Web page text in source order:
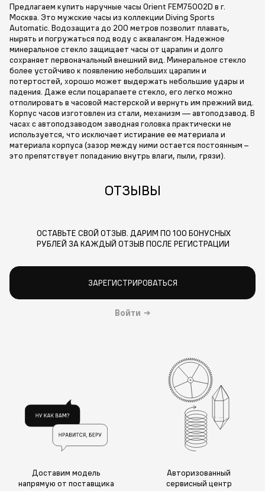
Предлагаем купить наручные часы Orient FEM75002D в г.
Москва. Это мужские часы из коллекции Diving Sports
Automatic. Водозащита до 200 метров позволит плавать,
нырять и погружаться под воду с аквалангом. Надежное
минеральное стекло защищает часы от царапин и долго
сохраняет первоначальный внешний вид. Минеральное стекло
более устойчиво к появлению небольших царапин и
потертостей, хорошо может выдержать небольшие удары и
падения. Даже если поцарапаете стекло, его легко можно
отполировать в часовой мастерской и вернуть им прежний вид.
Корпус часов изготовлен из стали, механизм — автоподзавод. В
часах с автоподзаводом заводная головка практически не
используется, что исключает истирание ее материала и
материала корпуса (зазор между ними остается постоянным –
это препятствует попаданию внутрь влаги, пыли, грязи).
ОТЗЫВЫ
ОСТАВЬТЕ СВОЙ ОТЗЫВ. ДАРИМ ПО 100 БОНУСНЫХ
РУБЛЕЙ ЗА КАЖДЫЙ ОТЗЫВ ПОСЛЕ РЕГИСТРАЦИИ
ЗАРЕГИСТРИРОВАТЬСЯ
Войти →
Доставим модель
напрямую от поставщика
Авторизованный
сервисный центр